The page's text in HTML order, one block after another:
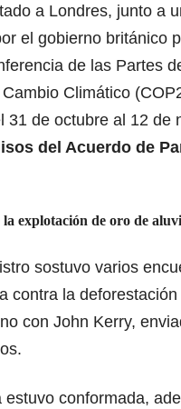
a Londres, junto a
el gobierno británico
de las Partes
Climático
31 de octubre al 12 de
del Acuerdo de
explotación de oro de
sostuvo varios
contra la
con John Kerry,
conformada,